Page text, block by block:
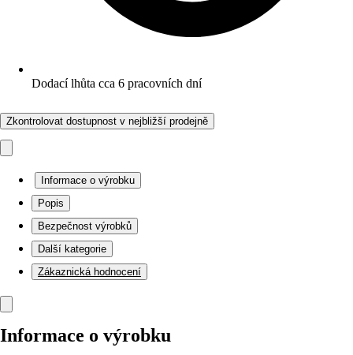
Dodací lhůta cca 6 pracovních dní
Zkontrolovat dostupnost v nejbližší prodejně
Informace o výrobku
Popis
Bezpečnost výrobků
Další kategorie
Zákaznická hodnocení
Informace o výrobku